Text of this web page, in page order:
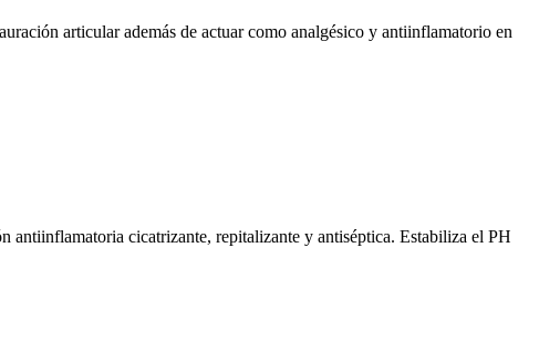
articular además de actuar como analgésico y antiinflamatorio en
antiinflamatoria cicatrizante, repitalizante y antiséptica. Estabiliza el PH